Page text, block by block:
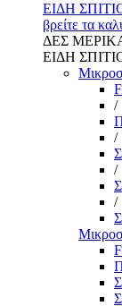
ΕΙΔΗ
βρείτε τα
ΔΕΣ
ΕΙΔΗ
/
/
/
/